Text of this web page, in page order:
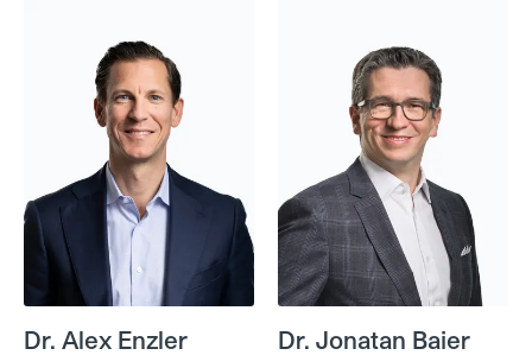
Dr. Alex Enzler Dr. Jonatan Baier